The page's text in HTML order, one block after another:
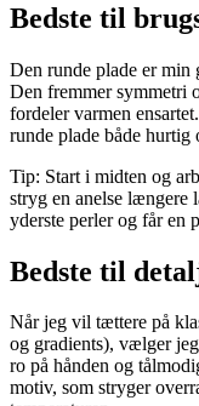
Bedste til
Den runde plade er min
Den fremmer symmetri
fordeler varmen
runde plade både hurtig
Tip: Start i midten og
stryg en anelse længere
yderste perler og får en
Bedste til
Når jeg vil tættere på
og gradients), vælger
ro på hånden og
motiv, som stryger